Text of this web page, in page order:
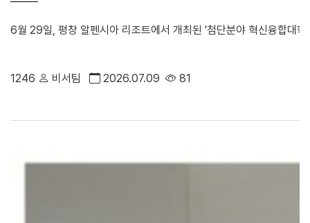
6월 29일, 평창 알펜시아 리조트에서 개최된 '첨단분야 혁신융합대
1246 비서팀 2026.07.09 81